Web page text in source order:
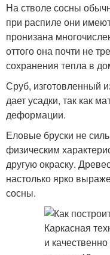
На стволе сосны
при распиле они
пронизана
оттого она почти не
сохранения тепла в
Сруб, изготовленный
дает усадки, так как
деформации.
Еловые бруски не
физическим
другую окраску.
настолько ярко
сосны.